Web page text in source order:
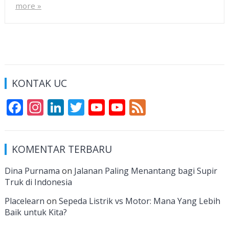
more »
KONTAK UC
F
e
b
o
o
k
In
a
gr
a
m
Li
k
e
dI
n
T
itt
er
Y
u
T
u
e
Y
u
e
F
KOMENTAR TERBARU
Dina Purnama on Jalanan Paling Menantang bagi Supir
Truk di Indonesia
Placelearn on Sepeda Listrik vs Motor: Mana Yang Lebih
Baik untuk Kita?